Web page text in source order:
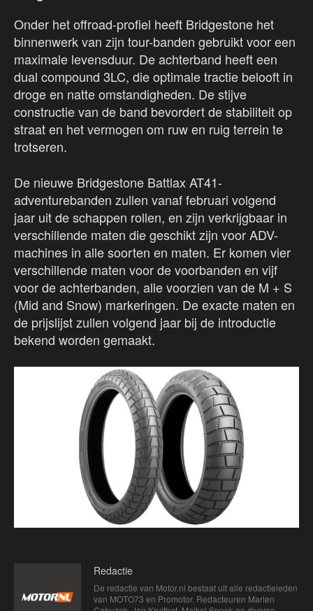
Onder het offroad-profiel heeft Bridgestone het
binnenwerk van zijn tour-banden gebruikt voor een
maximale levensduur. De achterband heeft een
dual compound 3LC, die optimale tractie belooft in
droge en natte omstandigheden. De stijve
constructie van de band bevordert de stabiliteit op
straat en het vermogen om ruw en ruig terrein te
trotseren.
De nieuwe Bridgestone Battlax AT41-
adventurebanden zullen vanaf februari volgend
jaar uit de schappen rollen, en zijn verkrijgbaar in
verschillende maten die geschikt zijn voor ADV-
machines in alle soorten en maten. Er komen vier
verschillende maten voor de voorbanden en vijf
voor de achterbanden, alle voorzien van de M + S
(Mid and Snow) markeringen. De exacte maten en
de prijslijst zullen volgend jaar bij de introductie
bekend worden gemaakt.
Redactie
De redactie van Motor.nl bestaat uit alle redactieleden
van MOTO73 en Promotor. Redacteuren Marien